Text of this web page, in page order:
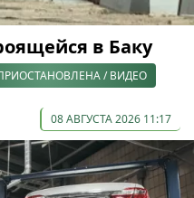
в Баку
/ ВИДЕО
08 АВГУСТА 2026 11:17